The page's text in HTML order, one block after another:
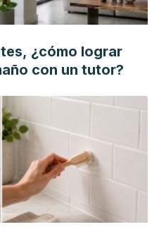
¿cómo lograr
con un tutor?